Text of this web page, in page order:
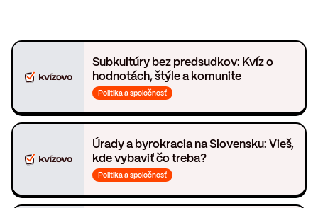
Subkultúry bez predsudkov: Kvíz o
hodnotách, štýle a komunite
Politika a spoločnosť
Úrady a byrokracia na Slovensku: Vieš,
kde vybaviť čo treba?
Politika a spoločnosť